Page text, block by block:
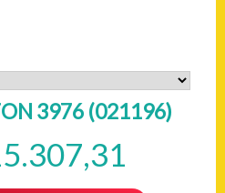
3976 (021196)